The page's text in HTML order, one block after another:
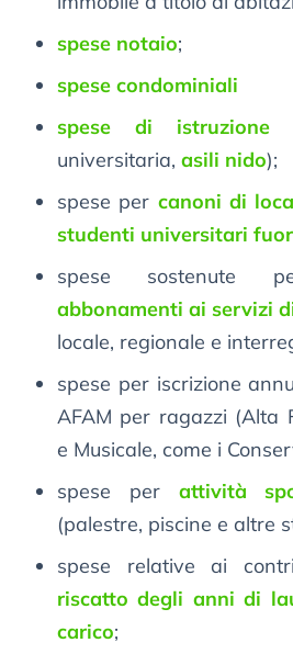
spese notaio;
spese condominiali
spese di istruzione
universitaria, asili nido);
spese per canoni di
studenti universitari
spese sostenute
abbonamenti ai servizi
locale, regionale e
spese per iscrizione
AFAM per ragazzi (Alta
e Musicale, come i
spese per attività
(palestre, piscine e altre
spese relative ai
riscatto degli anni di
carico;